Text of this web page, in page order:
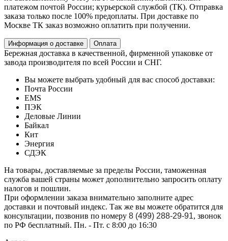
платежом почтой России; курьерской службой (ТК). Отправка
заказа только после 100% предоплаты. При доставке по
Москве ТК заказ возможно оплатить при получении.
Информация о доставке Оплата
Бережная доставка в качественной, фирменной упаковке от
завода производителя по всей России и СНГ.
Вы можете выбрать удобный для вас способ доставки:
Почта России
EMS
ПЭК
Деловые Линии
Байкал
Кит
Энергия
СДЭК
На товары, доставляемые за пределы России, таможенная
служба вашей страны может дополнительно запросить оплату
налогов и пошлин.
При оформлении заказа внимательно заполните адрес
доставки и почтовый индекс. Так же вы можете обратится для
консультации, позвонив по номеру 8 (499) 288-29-91, звонок
по РФ бесплатный. Пн. - Пт. с 8:00 до 16:30